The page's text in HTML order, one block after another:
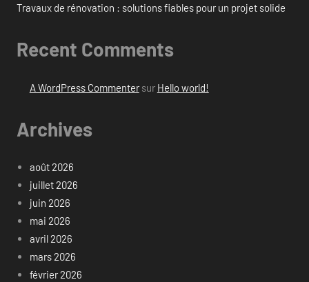
Travaux de rénovation : solutions fiables pour un projet solide
Recent Comments
A WordPress Commentersur Hello world!
Archives
août 2026
juillet 2026
juin 2026
mai 2026
avril 2026
mars 2026
février 2026